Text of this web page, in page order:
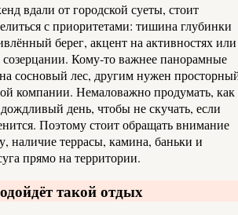
вдали от городской суеты, стоит
с приоритетами: тишина глубинки
берег, акцент на активностях или
Кому‑то важнее панорамные
сосновый лес, другим нужен
компании. Немаловажно продумать, как
день, чтобы не скучать, если
Поэтому стоит обращать внимание
наличие террасы, камина, баньки и
прямо на территории.
такой отдых